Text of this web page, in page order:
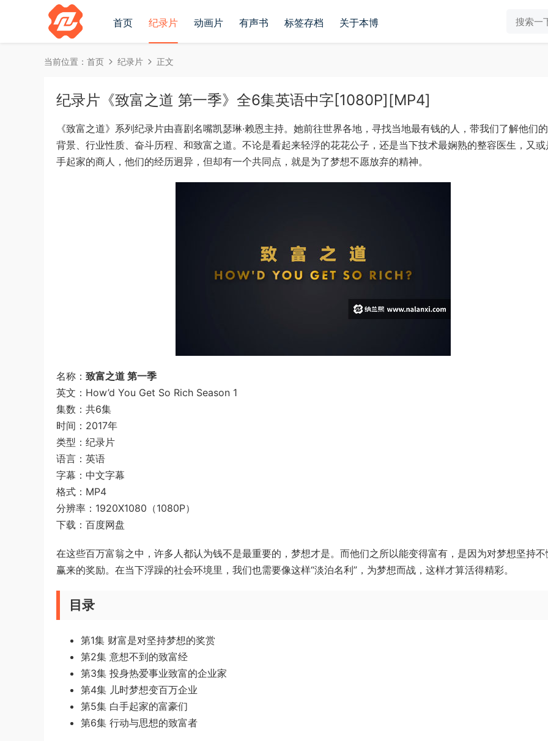
首页 纪录片 动画片 有声书 标签存档 关于本博
当前位置： 首页 纪录片 正文
纪录片《致富之道 第一季》全6集英语中字[1080P][MP4]
《致富之道》系列纪录片由喜剧名嘴凯瑟琳·赖恩主持。她前往世界各地，寻找当地最有钱的人，带我们了解他们
背景、行业性质、奋斗历程、和致富之道。不论是看起来轻浮的花花公子，还是当下技术最娴熟的整容医生，又或
手起家的商人，他们的经历迥异，但却有一个共同点，就是为了梦想不愿放弃的精神。
名称： 致富之道 第一季
英文：How’d You Get So Rich Season 1
集数：共6集
时间：2017年
类型：纪录片
语言：英语
字幕：中文字幕
格式：MP4
分辨率：1920X1080（1080P）
下载：百度网盘
在这些百万富翁之中，许多人都认为钱不是最重要的，梦想才是。而他们之所以能变得富有，是因为对梦想坚持不
赢来的奖励。在当下浮躁的社会环境里，我们也需要像这样“淡泊名利”，为梦想而战，这样才算活得精彩。
目录
第1集 财富是对坚持梦想的奖赏
第2集 意想不到的致富经
第3集 投身热爱事业致富的企业家
第4集 儿时梦想变百万企业
第5集 白手起家的富豪们
第6集 行动与思想的致富者